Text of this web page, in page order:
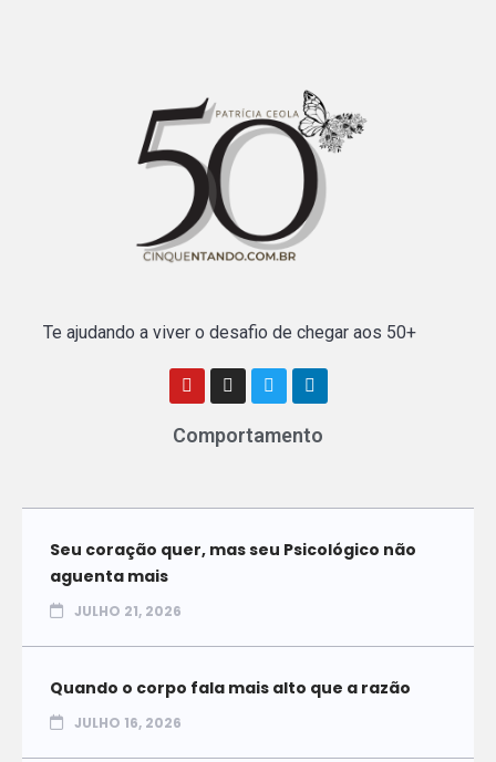
Te ajudando a viver o desafio de chegar aos 50+
Comportamento
Seu coração quer, mas seu Psicológico não
aguenta mais
JULHO 21, 2026
Quando o corpo fala mais alto que a razão
JULHO 16, 2026